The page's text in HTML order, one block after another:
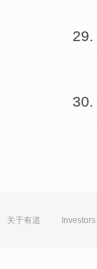
关于有道 Investors